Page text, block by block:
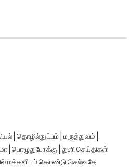
| தொழில்நுட்பம் | மருத்துவம் |
| பொழுதுபோக்கு | துளி செய்திகள்
மக்களிடம் கொண்டு செல்வதே